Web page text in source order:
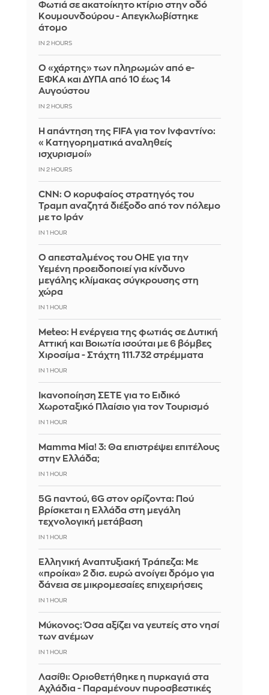
Φωτιά σε ακατοίκητο κτίριο στην οδό
Κουμουνδούρου - Απεγκλωβίστηκε
άτομο
IN 2 HOURS
Ο «χάρτης» των πληρωμών από e-
ΕΦΚΑ και ΔΥΠΑ από 10 έως 14
Αυγούστου
IN 2 HOURS
Η απάντηση της FIFA για τον Ινφαντίνο:
«Κατηγορηματικά αναληθείς
ισχυρισμοί»
IN 2 HOURS
CNN: Ο κορυφαίος στρατηγός του
Τραμπ αναζητά διέξοδο από τον πόλεμο
με το Ιράν
IN 1 HOUR
Ο απεσταλμένος του ΟΗΕ για την
Υεμένη προειδοποιεί για κίνδυνο
μεγάλης κλίμακας σύγκρουσης στη
χώρα
IN 1 HOUR
Meteo: Η ενέργεια της φωτιάς σε Δυτική
Αττική και Βοιωτία ισούται με 6 βόμβες
Χιροσίμα - Στάχτη 111.732 στρέμματα
IN 1 HOUR
Ικανοποίηση ΣΕΤΕ για το Ειδικό
Χωροταξικό Πλαίσιο για τον Τουρισμό
IN 1 HOUR
Mamma Mia! 3: Θα επιστρέψει επιτέλους
στην Ελλάδα;
IN 1 HOUR
5G παντού, 6G στον ορίζοντα: Πού
βρίσκεται η Ελλάδα στη μεγάλη
τεχνολογική μετάβαση
IN 1 HOUR
Ελληνική Αναπτυξιακή Τράπεζα: Με
«προίκα» 2 δισ. ευρώ ανοίγει δρόμο για
δάνεια σε μικρομεσαίες επιχειρήσεις
IN 1 HOUR
Μύκονος: Όσα αξίζει να γευτείς στο νησί
των ανέμων
IN 1 HOUR
Λασίθι: Οριοθετήθηκε η πυρκαγιά στα
Αχλάδια - Παραμένουν πυροσβεστικές